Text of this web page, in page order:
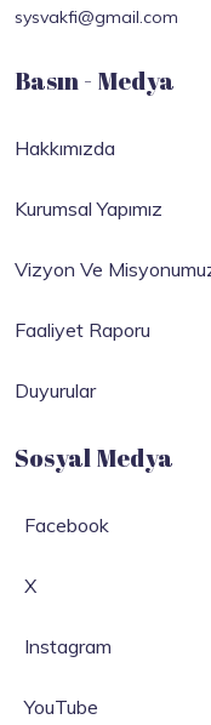
sysvakfi@gmail.com
Basın - Medya
Hakkımızda
Kurumsal Yapımız
Vizyon Ve
Faaliyet Raporu
Duyurular
Sosyal Medya
Facebook
X
Instagram
YouTube